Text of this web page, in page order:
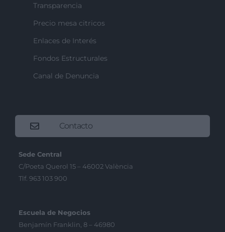
Transparencia
Precio mesa citricos
Enlaces de Interés
Fondos Estructurales
Canal de Denuncia
Contacto
Sede Central
C/Poeta Querol 15 – 46002 València
Tlf. 963 103 900
Escuela de Negocios
Benjamín Franklin, 8 – 46980